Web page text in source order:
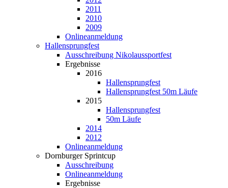
2011
2010
2009
Onlineanmeldung
Hallensprungfest
Ausschreibung Nikolaussportfest
Ergebnisse
2016
Hallensprungfest
Hallensprungfest 50m Läufe
2015
Hallensprungfest
50m Läufe
2014
2012
Onlineanmeldung
Dornburger Sprintcup
Ausschreibung
Onlineanmeldung
Ergebnisse